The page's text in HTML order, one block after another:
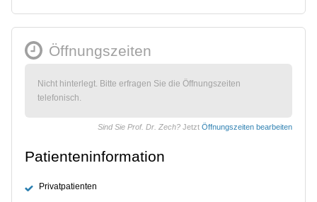
Öffnungszeiten
Nicht hinterlegt. Bitte erfragen Sie die Öffnungszeiten
telefonisch.
Sind Sie Prof. Dr. Zech? Jetzt Öffnungszeiten bearbeiten
Patienteninformation
Privatpatienten